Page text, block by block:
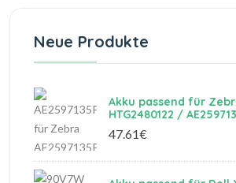
Neue Produkte
Akku passend für
HTG2480122 /
47.61€